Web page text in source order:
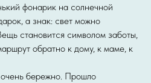
фонарик на солнечной
а знак: свет можно
становится символом заботы,
обратно к дому, к маме, к
бережно. Прошло